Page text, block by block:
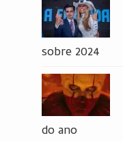
sobre 2024
do ano